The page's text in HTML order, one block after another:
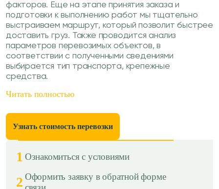
факторов. Еще на этапе принятия заказа и
подготовки к выполнению работ мы тщательно
выстраиваем маршрут, который позволит быстрее
доставить груз. Также проводится анализ
параметров перевозимых объектов, в
соответствии с полученными сведениями
выбирается тип транспорта, крепежные
средства.
Читать полностью
Узнать стоимость перевозки
1 Ознакомиться с условиями
2 Оформить заявку в обратной форме